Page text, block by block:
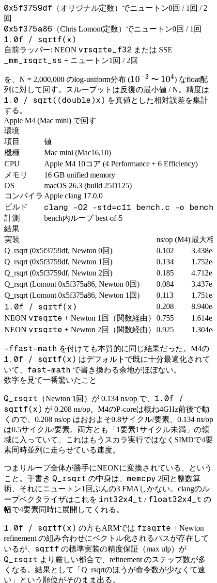
0x5f3759df （オリジナル定数）でニュートン0回 / 1回 / 2
回
0x5f375a86 （Chris Lomont定数）でニュートン0回 / 1回
1.0f / sqrtf(x)
自前ラッパー: NEON vrsqrte_f32 または SSE
_mm_rsqrt_ss + ニュートン1回 / 2回
を、N = 2,000,000 のlog-uniform分布 (10^{-2}
10−2 〜 10^{4}
104) なfloat配
列に対して回す。スループットは反復の最小値 / N。精度は
1.0 / sqrt((double)x) を真値とした相対誤差を集計
する。
Apple M4 (Mac mini) で回す
環境
項目
値
機種
Mac mini (Mac16,10)
CPU
Apple M4 10コア (4 Performance + 6 Efficiency)
メモリ
16 GB unified memory
OS
macOS 26.3 (build 25D125)
コンパイラ Apple clang 17.0.0
ビルド
clang -O2 -std=c11 bench.c -o
計測
bench内ループ best-of-5
結果
実装
ns/op (M4)最大相
Q_rsqrt (0x5f3759df, Newton 0回)
0.102
3.438e-
Q_rsqrt (0x5f3759df, Newton 1回)
0.134
1.752e-
Q_rsqrt (0x5f3759df, Newton 2回)
0.185
4.712e-
Q_rsqrt (Lomont 0x5f375a86, Newton 0回)
0.084
3.437e-
Q_rsqrt (Lomont 0x5f375a86, Newton 1回)
0.113 1.751e-
1.0f / sqrtf(x) 0.208
8.940e-
NEON vrsqrte + Newton 1回（関数経由） 0.755
1.614e-
NEON vrsqrte + Newton 2回（関数経由） 0.925 1.304e-
-ffast-math を付けても本質的に同じ結果だった。M4の
1.0f / sqrtf(x) はデフォルトで既に十分最適化されて
いて、 fast-math で書き換わる余地がほぼない。
数字を見て一番驚いたこと
Q_rsqrt （Newton 1回）が 0.134 ns/op で、 1.0f /
sqrtf(x) が 0.208 ns/op。M4のP-coreは概ね4GHz前後で動
くので、0.208 ns/op はおおよそ0.8サイクル/要素、0.134 ns/op
は0.5サイクル/要素。両方とも「1要素1サイクル未満」の領
域に入っていて、これはもうスカラ実行ではなくSIMDで4要
素同時並列に走らせている速度。
つまりループ全体が勝手にNEONに変換されている、という
こと。手書き Q_rsqrt の中身は、 memcpy 2回と整数算
術、それにニュートン1回ぶんの3 FMAしかない。clangのル
ープベクタライザはこれを int32x4_t / float32x4_t の
幅で4要素同時に展開してくれる。
1.0f / sqrtf(x) の方もARMでは frsqrte + Newton
refinement の組み合わせにベクトル化されるパスが存在して
いるが、 sqrtf の標準実装の精度保証（max ulp）が
Q_rsqrt より厳しい都合で、refinement のステップ数が多
くなる。結果として「Q_rsqrtのほうが命令数が少なくて速
い」という順位がそのまま出る。